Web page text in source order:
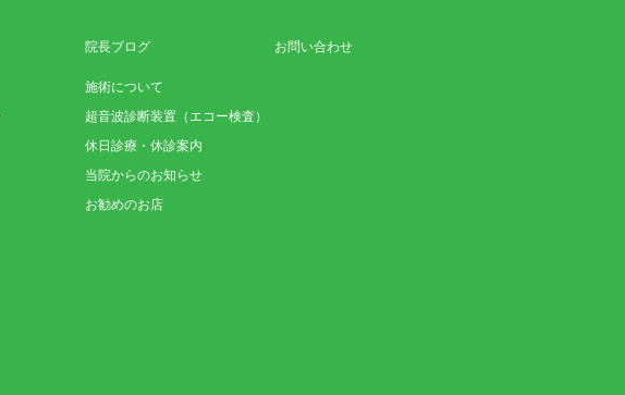
院長ブログ
施術について
超音波診断装置（エコー検査）
休日診療・休診案内
当院からのお知らせ
お勧めのお店
お問い合わせ